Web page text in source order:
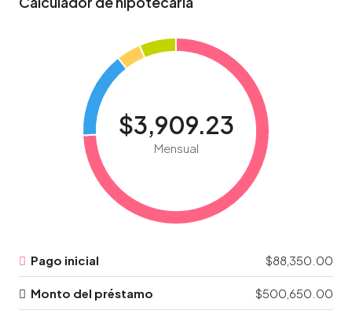
$3,909.23
Mensual
Pago inicial $88,350.00
Monto del préstamo $500,650.00